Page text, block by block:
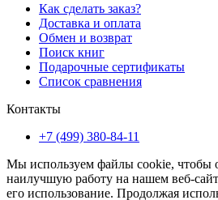
Как сделать заказ?
Доставка и оплата
Обмен и возврат
Поиск книг
Подарочные сертификаты
Список сравнения
Контакты
+7 (499) 380-84-11
Мы используем файлы cookie, чтобы
наилучшую работу на нашем веб-
его использование. Продолжая